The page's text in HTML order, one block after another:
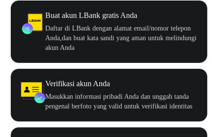
Buat akun LBank gratis Anda
Daftar di LBank dengan alamat email/nomor telepon
Anda,dan buat kata sandi yang aman untuk melindungi
akun Anda
Verifikasi akun Anda
Masukkan informasi pribadi Anda dan unggah tanda
pengenal berfoto yang valid untuk verifikasi identitas